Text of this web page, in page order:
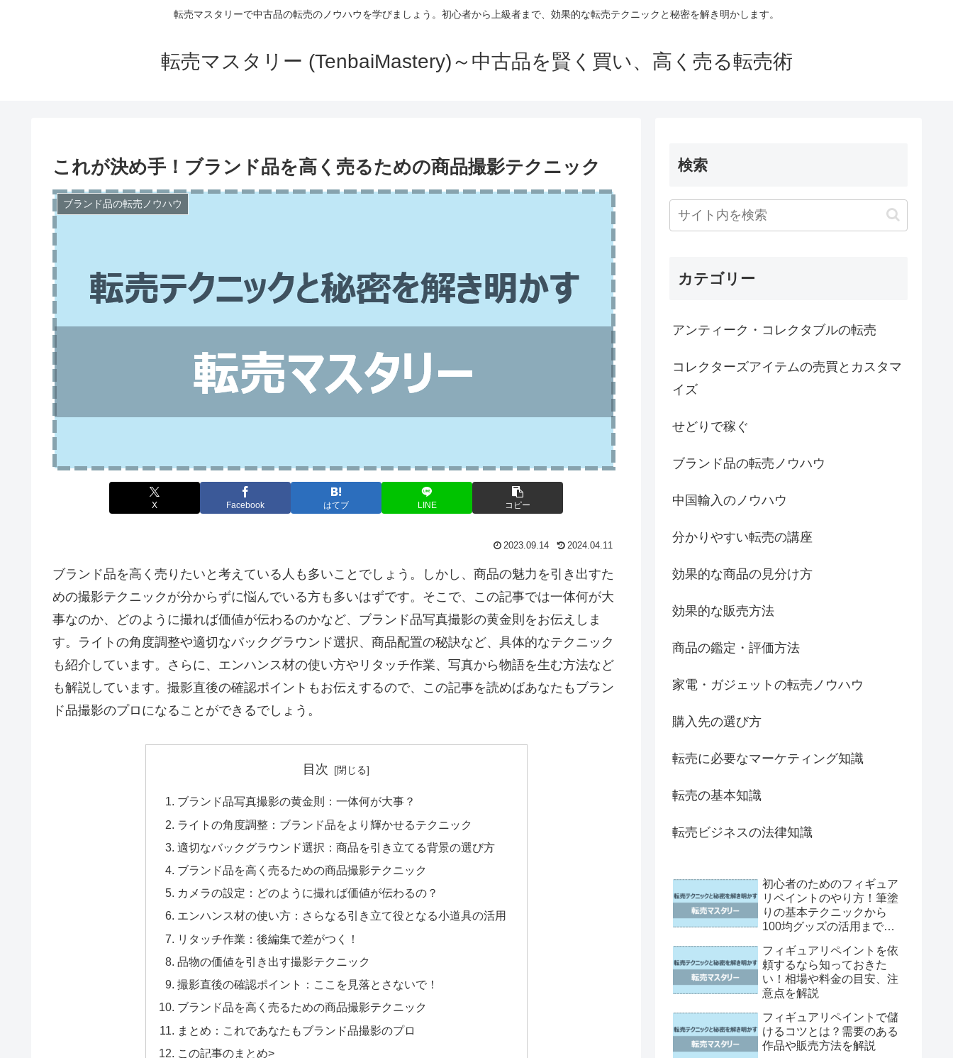
転売マスタリーで中古品の転売のノウハウを学びましょう。初心者から上級者まで、効果的な転売テクニックと秘密を解き明かします。
転売マスタリー (TenbaiMastery)～中古品を賢く買い、高く売る転売術
これが決め手！ブランド品を高く売るための商品撮影テクニック
ブランド品の転売ノウハウ
X Facebook はてブ LINE コピー
2023.09.14 2024.04.11
ブランド品を高く売りたいと考えている人も多いことでしょう。しかし、商品の魅力を引き出すた
めの撮影テクニックが分からずに悩んでいる方も多いはずです。そこで、この記事では一体何が大
事なのか、どのように撮れば価値が伝わるのかなど、ブランド品写真撮影の黄金則をお伝えしま
す。ライトの角度調整や適切なバックグラウンド選択、商品配置の秘訣など、具体的なテクニック
も紹介しています。さらに、エンハンス材の使い方やリタッチ作業、写真から物語を生む方法など
も解説しています。撮影直後の確認ポイントもお伝えするので、この記事を読めばあなたもブラン
ド品撮影のプロになることができるでしょう。
目次
ブランド品写真撮影の黄金則：一体何が大事？
ライトの角度調整：ブランド品をより輝かせるテクニック
適切なバックグラウンド選択：商品を引き立てる背景の選び方
ブランド品を高く売るための商品撮影テクニック
カメラの設定：どのように撮れば価値が伝わるの？
エンハンス材の使い方：さらなる引き立て役となる小道具の活用
リタッチ作業：後編集で差がつく！
品物の価値を引き出す撮影テクニック
撮影直後の確認ポイント：ここを見落とさないで！
ブランド品を高く売るための商品撮影テクニック
まとめ：これであなたもブランド品撮影のプロ
この記事のまとめ>
検索
カテゴリー
アンティーク・コレクタブルの転売
コレクターズアイテムの売買とカスタマ
イズ
せどりで稼ぐ
ブランド品の転売ノウハウ
中国輸入のノウハウ
分かりやすい転売の講座
効果的な商品の見分け方
効果的な販売方法
商品の鑑定・評価方法
家電・ガジェットの転売ノウハウ
購入先の選び方
転売に必要なマーケティング知識
転売の基本知識
転売ビジネスの法律知識
初心者のためのフィギュア
リペイントのやり方！筆塗
りの基本テクニックから
100均グッズの活用まで徹
フィギュアリペイントを依
頼するなら知っておきた
い！相場や料金の目安、注
意点を解説
フィギュアリペイントで儲
けるコツとは？需要のある
作品や販売方法を解説